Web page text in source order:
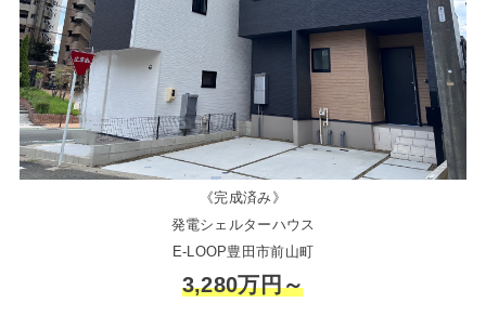
《完成済み》
発電シェルターハウス
E-LOOP豊田市前山町
3,280万円～